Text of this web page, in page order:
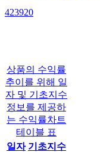
423920
상품의 수익률
추이를 위해 일
자 및 기초지수
정보를 제공하
는 수익률차트
테이블 표
일자 기초지수